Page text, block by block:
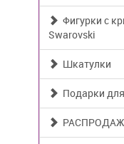
Фигурки с
Swarovski
Шкатулки
Подарки